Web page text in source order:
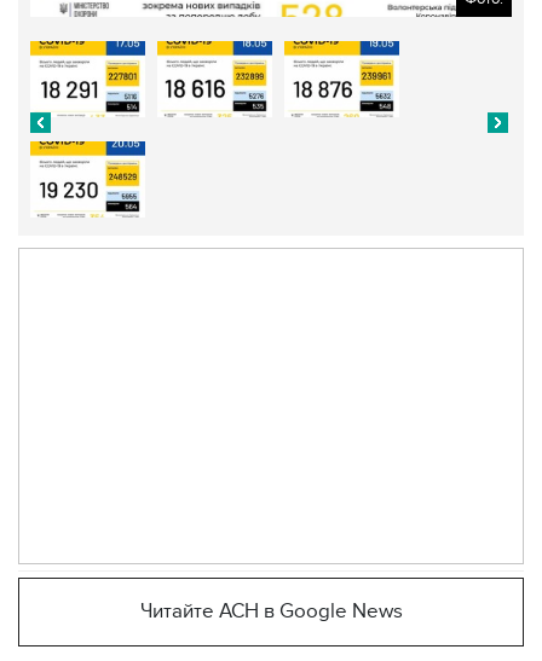
Читайте АСН в Google News